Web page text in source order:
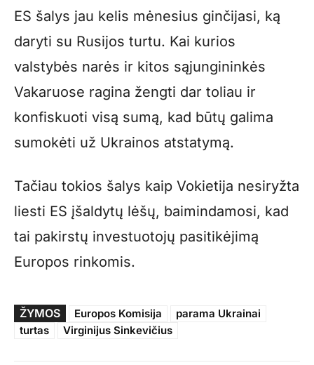
ES šalys jau kelis mėnesius ginčijasi, ką
daryti su Rusijos turtu. Kai kurios
valstybės narės ir kitos sąjungininkės
Vakaruose ragina žengti dar toliau ir
konfiskuoti visą sumą, kad būtų galima
sumokėti už Ukrainos atstatymą.
Tačiau tokios šalys kaip Vokietija nesiryžta
liesti ES įšaldytų lėšų, baimindamosi, kad
tai pakirstų investuotojų pasitikėjimą
Europos rinkomis.
ŽYMOS Europos Komisija
parama Ukrainai
turtas
Virginijus Sinkevičius